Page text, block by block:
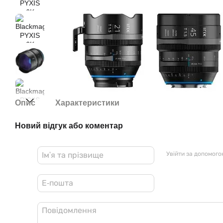
Опис Характеристики
Новий відгук або коментар
Увійти за